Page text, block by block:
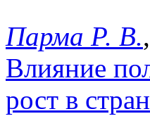
Парма Р. В.,
Влияние
рост в